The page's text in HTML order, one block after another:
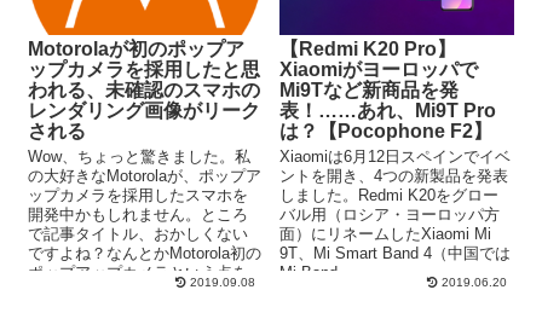
Motorolaが初のポップア
ップカメラを採用したと思
われる、未確認のスマホの
レンダリング画像がリーク
される
Wow、ちょっと驚きました。私
の大好きなMotorolaが、ポップア
ップカメラを採用したスマホを
開発中かもしれません。ところ
で記事タイトル、おかしくない
ですよね？なんとかMotorola初の
ポップアップカメラという点を
強調したくて四苦八苦...
2019.09.08
【Redmi K20 Pro】
Xiaomiがヨーロッパで
Mi9Tなど新商品を発
表！……あれ、Mi9T Pro
は？【Pocophone F2】
Xiaomiは6月12日スペインでイベ
ントを開き、4つの新製品を発表
しました。Redmi K20をグロー
バル用（ロシア・ヨーロッパ方
面）にリネームしたXiaomi Mi
9T、Mi Smart Band 4（中国では
Mi Band...
2019.06.20